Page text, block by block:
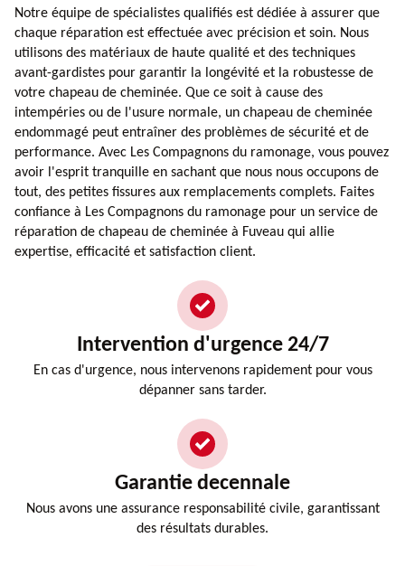
Notre équipe de spécialistes qualifiés est dédiée à assurer que
chaque réparation est effectuée avec précision et soin. Nous
utilisons des matériaux de haute qualité et des techniques
avant-gardistes pour garantir la longévité et la robustesse de
votre chapeau de cheminée. Que ce soit à cause des
intempéries ou de l'usure normale, un chapeau de cheminée
endommagé peut entraîner des problèmes de sécurité et de
performance. Avec Les Compagnons du ramonage, vous pouvez
avoir l'esprit tranquille en sachant que nous nous occupons de
tout, des petites fissures aux remplacements complets. Faites
confiance à Les Compagnons du ramonage pour un service de
réparation de chapeau de cheminée à Fuveau qui allie
expertise, efficacité et satisfaction client.
Intervention d'urgence 24/7
En cas d'urgence, nous intervenons rapidement pour vous
dépanner sans tarder.
Garantie decennale
Nous avons une assurance responsabilité civile, garantissant
des résultats durables.